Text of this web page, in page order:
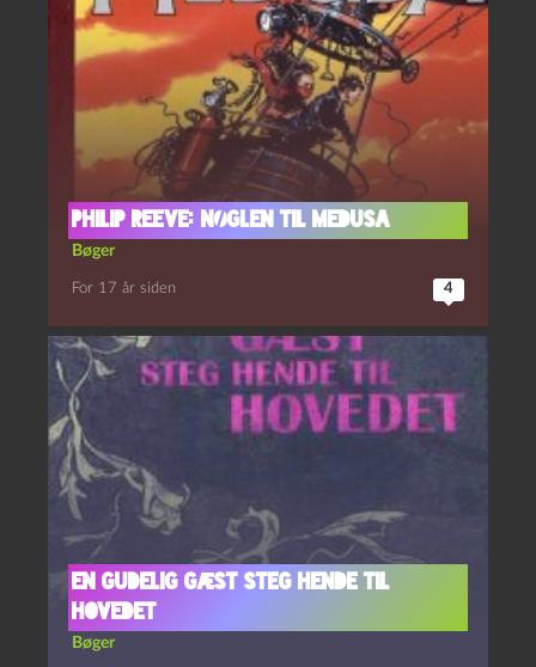
Philip Reeve: Nøglen til Medusa
Bøger
For 17 år siden 4
En gudelig gæst steg hende til
hovedet
Bøger